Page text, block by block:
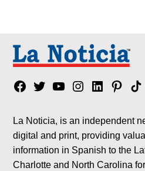
Facebook
TwitterYouTubeInstagram
LinkedinPinterest
Tik
La Noticia, is an independent
digital and print, providing
information in Spanish to the
Charlotte and North Carolina